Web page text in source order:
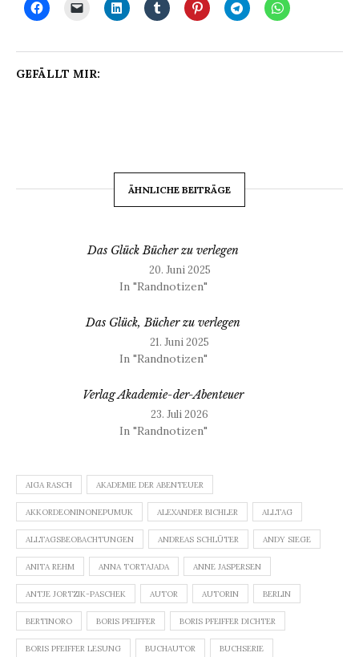
GEFÄLLT MIR:
ÄHNLICHE BEITRÄGE
Das Glück Bücher zu verlegen
20. Juni 2025
In "Randnotizen"
Das Glück, Bücher zu verlegen
21. Juni 2025
In "Randnotizen"
Verlag Akademie-der-Abenteuer
23. Juli 2026
In "Randnotizen"
AIGA RASCH AKADEMIE DER ABENTEUER
AKKORDEONINONEPUMUK ALEXANDER BICHLER ALLTAG
ALLTAGSBEOBACHTUNGEN ANDREAS SCHLÜTER ANDY SIEGE
ANITA REHM ANNA TORTAJADA ANNE JASPERSEN
ANTJE JORTZIK-PASCHEK AUTOR AUTORIN BERLIN
BERTINORO BORIS PFEIFFER BORIS PFEIFFER DICHTER
BORIS PFEIFFER LESUNG BUCHAUTOR BUCHSERIE